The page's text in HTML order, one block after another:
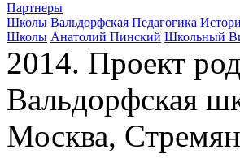
Партнеры
Школы Вальдорфская Педагогика
Школы Анатолий Пинский Школьный
2014. Проект
Вальдорфская
Москва,